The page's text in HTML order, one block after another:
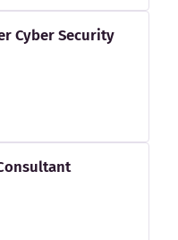
Cyber Security